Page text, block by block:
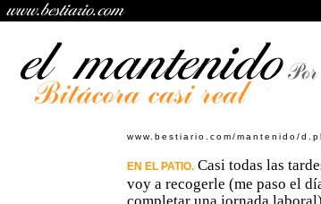
www.bestiario.com/mantenido/
EN EL PATIO. Casi todas las
voy a recogerle (me paso el